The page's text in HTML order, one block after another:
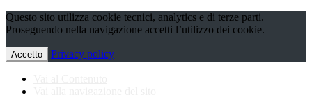
Questo sito utilizza cookie tecnici, analytics e di terze parti.
Proseguendo nella navigazione accetti l’utilizzo dei cookie.
Accetto Privacy policy